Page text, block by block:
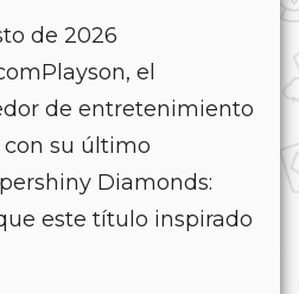
de 2026
el
de entretenimiento
su último
Diamonds:
este título inspirado